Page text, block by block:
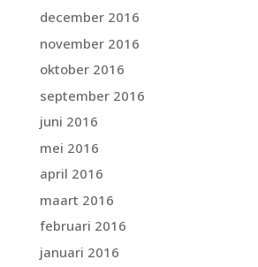
december 2016
november 2016
oktober 2016
september 2016
juni 2016
mei 2016
april 2016
maart 2016
februari 2016
januari 2016